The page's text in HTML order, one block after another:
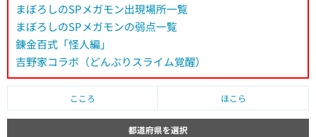
まぼろしのSPメガモン出現場所一覧
まぼろしのSPメガモンの弱点一覧
錬金百式「怪人編」
吉野家コラボ（どんぶりスライム覚醒）
こころ ほこら
都道府県を選択